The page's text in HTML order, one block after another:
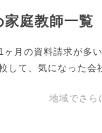
家庭教師一覧
月の資料請求が多
して、気になった会
地域でさら